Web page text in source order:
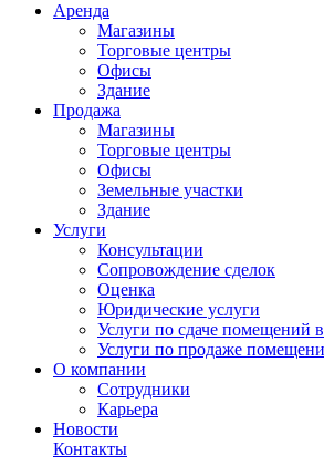
Аренда
Магазины
Торговые центры
Офисы
Здание
Продажа
Магазины
Торговые центры
Офисы
Земельные участки
Здание
Услуги
Консультации
Сопровождение сделок
Оценка
Юридические услуги
Услуги по сдаче помещений
Услуги по продаже
О компании
Сотрудники
Карьера
Новости
Контакты